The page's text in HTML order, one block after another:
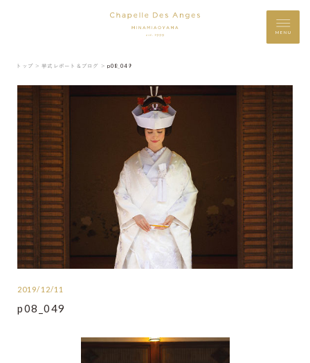
MENU
トップ ＞ 挙式レポート＆ブログ ＞ p08_049
2019/12/11
p08_049